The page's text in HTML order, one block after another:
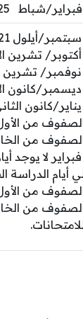
أيلول 21 يوم دراسة فعلي
تشرين الأول 23 يوم
تشرين الثاني 18 يوم
كانون الأول 23 يوم
كانون
من الأول وحتى
من الخامس
لا يوجد أيام
أيام الدراسة
من الأول وحتى